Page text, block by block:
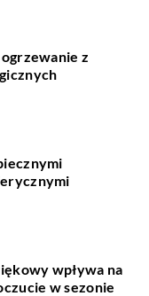
z
wpływa na
w sezonie